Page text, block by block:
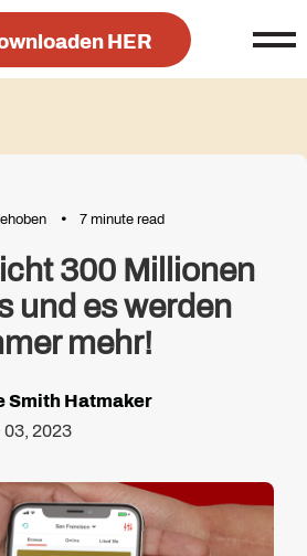
HER
7 minute read
300 Millionen
und es werden
mehr!
Smith Hatmaker
03, 2023